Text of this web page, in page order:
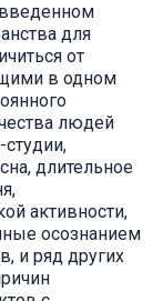
для
от
в одном
людей
длительное
активности,
осознанием
и ряд других